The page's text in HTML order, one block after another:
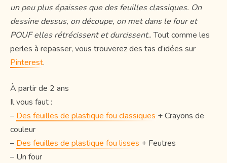
un peu plus épaisses que des feuilles classiques. On
dessine dessus, on découpe, on met dans le four et
POUF elles rétrécissent et durcissent.. Tout comme les
perles à repasser, vous trouverez des tas d’idées sur
Pinterest.
À partir de 2 ans
Il vous faut :
– Des feuilles de plastique fou classiques + Crayons de
couleur
– Des feuilles de plastique fou lisses + Feutres
– Un four